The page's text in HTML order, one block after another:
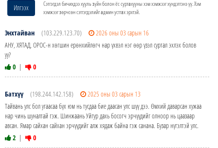
Илгээх
Сэтгэгдэл бичихдээ хууль зүйн болон ёс суртахууны хэм хэмжээг хүндэтгэнэ үү. Хэм
хэмжээг зөрчсөн сэтгэгдэлийг админ устгах эрхтэй.
Энхтайван (103.229.123.70)
2026 оны 03 сарын 16
АНУ, ХЯТАД, ОРОС-н хөгшин ерөнхийлөгч нар үхвэл нэг өөр үзэл суртал эхлэх болов
уу?
0 | 0
Батхүү (198.244.142.158)
2025 оны 03 сарын 13
Тайвань улс бол угаасаа бүх юм нь тусдаа бие даасан улс шүү дээ. Өмхий даварсан хужаа
нар чинь шуналтай гэж. Шинжаань Уйгур дахь босогч эрчүүдийг олноор нь цаазаар
авсан. Ямар сайхан сайхан эрчүүдийг алж хядаж байна гэж санана. Бузар нүгэлтэй улс.
2 | 0